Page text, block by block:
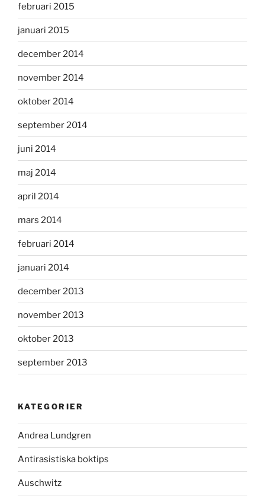
februari 2015
januari 2015
december 2014
november 2014
oktober 2014
september 2014
juni 2014
maj 2014
april 2014
mars 2014
februari 2014
januari 2014
december 2013
november 2013
oktober 2013
september 2013
KATEGORIER
Andrea Lundgren
Antirasistiska boktips
Auschwitz